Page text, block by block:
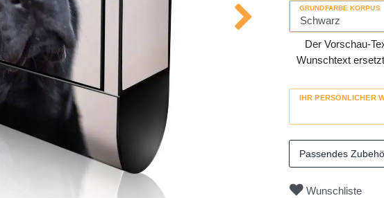
GRUNDFARBE KORPUS
Der Vorschau-
Wunschtext
IHR PERSÖNLICHER
Passendes
Wunschliste